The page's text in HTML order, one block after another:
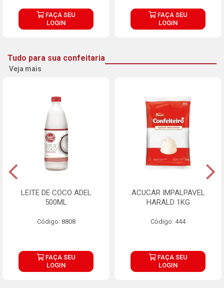
FAÇA SEU
LOGIN
FAÇA SEU
LOGIN
Tudo para sua confeitaria
Veja mais
LEITE DE COCO ADEL
500ML
Código: 8808
FAÇA SEU
LOGIN
ACUCAR IMPALPAVEL
HARALD 1KG
Código: 444
FAÇA SEU
LOGIN